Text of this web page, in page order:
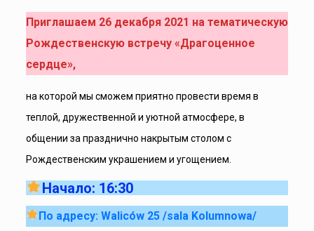
Приглашаем 26 декабря 2021 на тематическую
Рождественскую встречу «Драгоценное
сердце»,
на которой мы сможем приятно провести время в
теплой, дружественной и уютной атмосфере, в
общении за празднично накрытым столом с
Рождественским украшением и угощением.
Начало: 16:30
По адресу: Waliców 25 /sala Kolumnowa/